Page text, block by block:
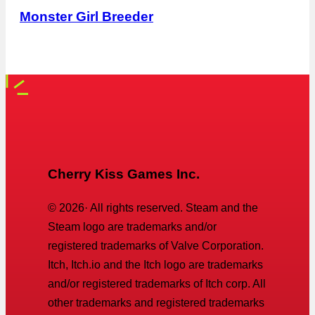
Monster Girl Breeder
Cherry Kiss Games Inc.
© 2026· All rights reserved. Steam and the
Steam logo are trademarks and/or
registered trademarks of Valve Corporation.
Itch, Itch.io and the Itch logo are trademarks
and/or registered trademarks of Itch corp. All
other trademarks and registered trademarks